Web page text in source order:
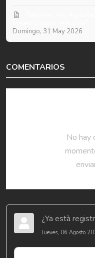
Domingo, 31 May 2026
COMENTARIOS
No hay
¿Ya està
Jueves, 06 Agosto